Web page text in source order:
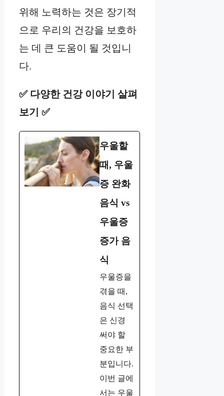
위해 노력하는 것은 장기적
으로 우리의 건강을 보호하
는 데 큰 도움이 될 것입니
다.
✅ 다양한 건강 이야기 살펴
보기 ✅
우울할
때, 우울
증 완화
음식 vs
우울증
증가 음
식
우울증을
겪을 때,
음식 선택
은 신경
써야 할
중요한 부
분입니다.
이번 글에
서는 우울